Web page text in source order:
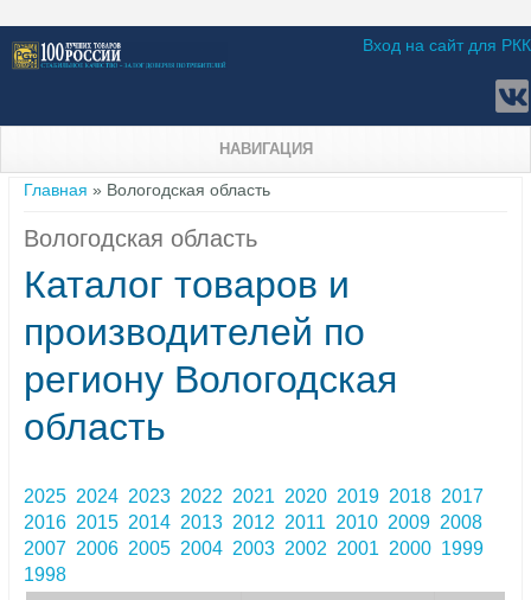
Вход на сайт для РКК
НАВИГАЦИЯ
Вы здесь
Главная » Вологодская область
Вологодская область
Каталог товаров и
производителей по
региону Вологодская
область
2025 2024 2023 2022 2021 2020 2019 2018 2017
2016 2015 2014 2013 2012 2011 2010 2009 2008
2007 2006 2005 2004 2003 2002 2001 2000 1999
1998